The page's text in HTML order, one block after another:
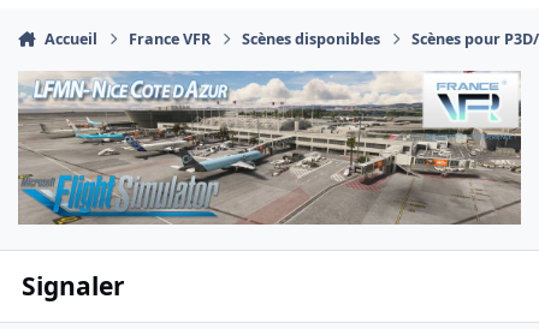
Accueil France VFR Scènes disponibles Scènes pour
Signaler